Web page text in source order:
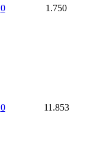
0 1.750
0 11.853